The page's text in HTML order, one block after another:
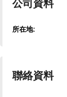
公司資料
所在地:
聯絡資料